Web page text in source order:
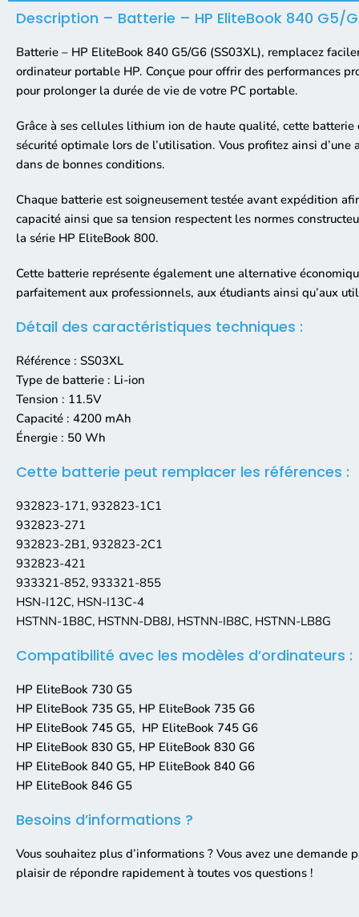
Description – Batterie – HP EliteBook 840 G5/
Batterie – HP EliteBook 840 G5/G6 (SS03XL), remplacez
ordinateur portable HP. Conçue pour offrir des performances
pour prolonger la durée de vie de votre PC portable.
Grâce à ses cellules lithium ion de haute qualité, cette
sécurité optimale lors de l’utilisation. Vous profitez ainsi
dans de bonnes conditions.
Chaque batterie est soigneusement testée avant expédition
capacité ainsi que sa tension respectent les normes
la série HP EliteBook 800.
Cette batterie représente également une alternative
parfaitement aux professionnels, aux étudiants ainsi qu’aux
Détail des caractéristiques techniques :
Référence : SS03XL
Type de batterie : Li-ion
Tension : 11.5V
Capacité : 4200 mAh
Énergie : 50 Wh
Cette batterie peut remplacer les références :
932823-171, 932823-1C1
932823-271
932823-2B1, 932823-2C1
932823-421
933321-852, 933321-855
HSN-I12C, HSN-I13C-4
HSTNN-1B8C, HSTNN-DB8J, HSTNN-IB8C, HSTNN-LB8G
Compatibilité avec les modèles d’ordinateurs :
HP EliteBook 730 G5
HP EliteBook 735 G5, HP EliteBook 735 G6
HP EliteBook 745 G5, HP EliteBook 745 G6
HP EliteBook 830 G5, HP EliteBook 830 G6
HP EliteBook 840 G5, HP EliteBook 840 G6
HP EliteBook 846 G5
Besoins d’informations ?
Vous souhaitez plus d’informations ? Vous avez une demande
plaisir de répondre rapidement à toutes vos questions !